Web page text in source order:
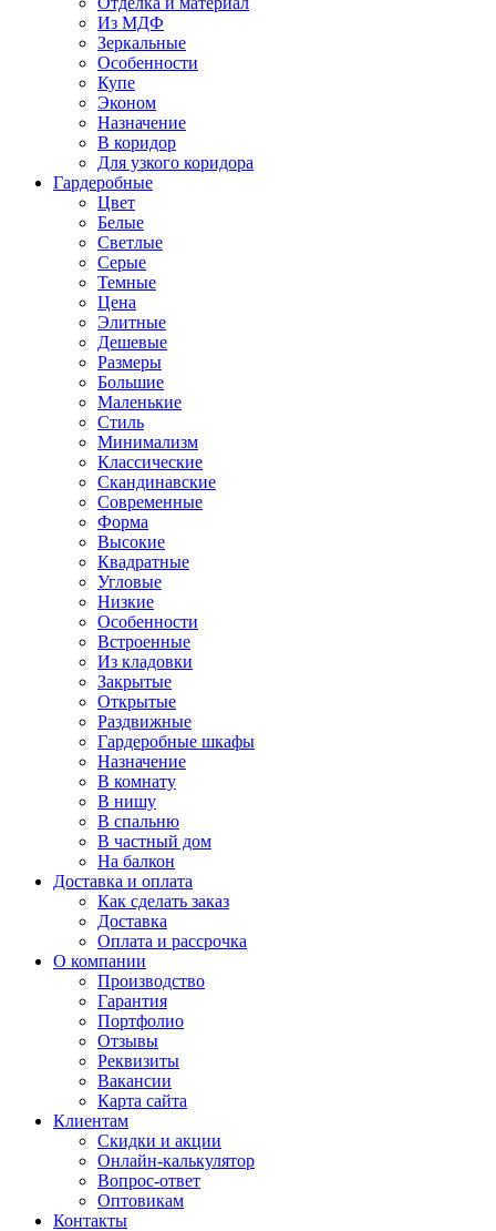
Из МДФ
Зеркальные
Особенности
Купе
Эконом
Назначение
В коридор
Для узкого коридора
Гардеробные
Цвет
Белые
Светлые
Серые
Темные
Цена
Элитные
Дешевые
Размеры
Большие
Маленькие
Стиль
Минимализм
Классические
Скандинавские
Современные
Форма
Высокие
Квадратные
Угловые
Низкие
Особенности
Встроенные
Из кладовки
Закрытые
Открытые
Раздвижные
Гардеробные шкафы
Назначение
В комнату
В нишу
В спальню
В частный дом
На балкон
Доставка и оплата
Как сделать заказ
Доставка
Оплата и рассрочка
О компании
Производство
Гарантия
Портфолио
Отзывы
Реквизиты
Вакансии
Карта сайта
Клиентам
Скидки и акции
Онлайн-калькулятор
Вопрос-ответ
Оптовикам
Контакты